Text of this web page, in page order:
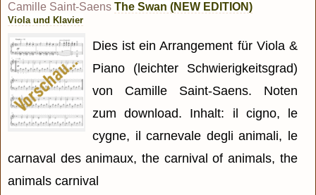
Camille Saint-Saens The Swan (NEW EDITION)
Viola und Klavier
Dies ist ein Arrangement für Viola &
Piano (leichter Schwierigkeitsgrad)
von Camille Saint-Saens. Noten
zum download. Inhalt: il cigno, le
cygne, il carnevale degli animali, le
carnaval des animaux, the carnival of animals, the
animals carnival